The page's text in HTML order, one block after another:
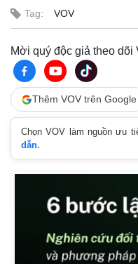
Tag: VOV
Mời quý độc giả theo dõi
Thêm VOV trên Google
Chọn VOV làm nguồn ưu
dẫn.